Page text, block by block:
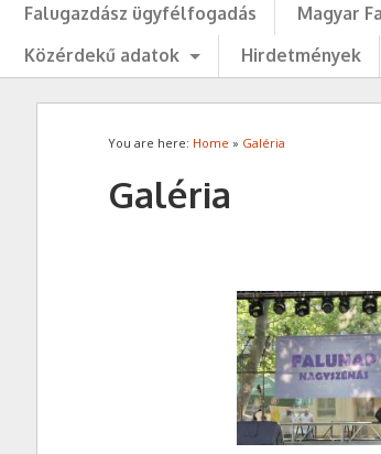
Falugazdász ügyfélfogadás
Magyar
Közérdekű adatok
Hirdetmények
You are here: Home » Galéria
Galéria